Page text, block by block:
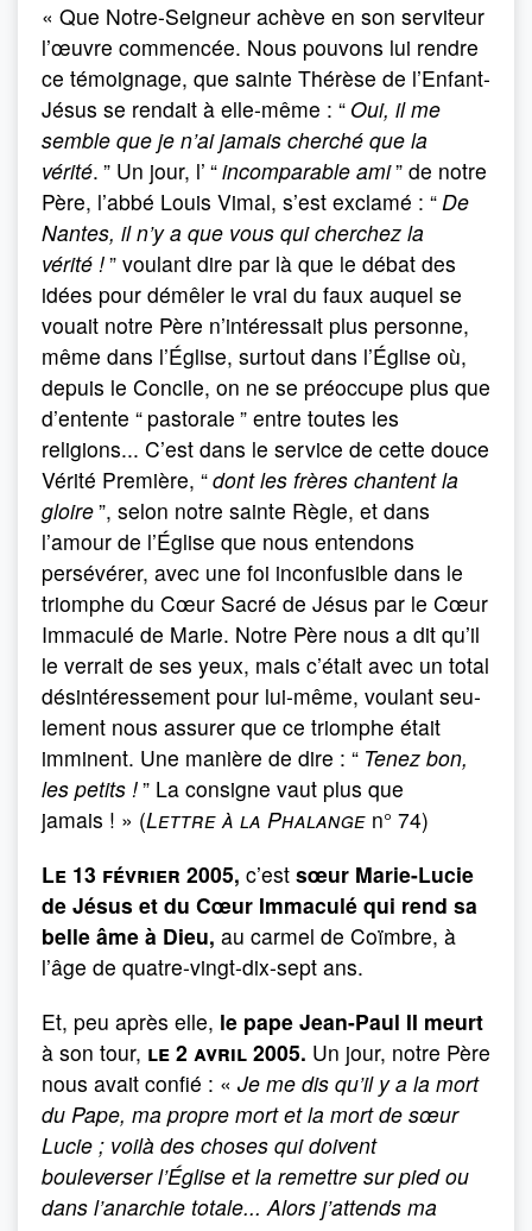
« Que Notre-Seigneur achève en son serviteur
l’œuvre commencée. Nous pouvons lui rendre
ce témoignage, que sainte Thérèse de l’Enfant-
Jésus se rendait à elle-même : “ Oui, il me
semble que je n’ai jamais cherché que la
vérité. ” Un jour, l’ “incom­parable ami” de notre
Père, l’abbé Louis Vimal, s’est exclamé : “De
Nantes, il n’y a que vous qui cherchez la
vérité !” voulant dire par là que le débat des
idées pour démêler le vrai du faux auquel se
vouait notre Père n’intéressait plus personne,
même dans l’Église, surtout dans l’Église où,
depuis le Concile, on ne se préoccupe plus que
d’entente “ pastorale ” entre toutes les
religions... C’est dans le service de cette douce
Vérité Première, “dont les frères chantent la
gloire”, selon notre sainte Règle, et dans
l’amour de l’Église que nous entendons
persévérer, avec une foi inconfusible dans le
triomphe du Cœur Sacré de Jésus par le Cœur
Immaculé de Marie. Notre Père nous a dit qu’il
le verrait de ses yeux, mais c’était avec un total
désintéressement pour lui-même, voulant seu­
lement nous assurer que ce triomphe était
imminent. Une manière de dire : “ Tenez bon,
les petits !” La consigne vaut plus que
jamais ! » (Lettre à la Phalange n° 74)
Le 13 février 2005, c’est sœur Marie-Lucie
de Jésus et du Cœur Immaculé qui rend sa
belle âme à Dieu, au carmel de Coïmbre, à
l’âge de quatre-vingt-dix-sept ans.
Et, peu après elle, le pape Jean-Paul II meurt
à son tour, le 2 avril 2005. Un jour, notre Père
nous avait confié : « Je me dis qu’il y a la mort
du Pape, ma propre mort et la mort de sœur
Lucie ; voilà des choses qui doivent
bouleverser l’Église et la remettre sur pied ou
dans l’anarchie totale... Alors j’attends ma